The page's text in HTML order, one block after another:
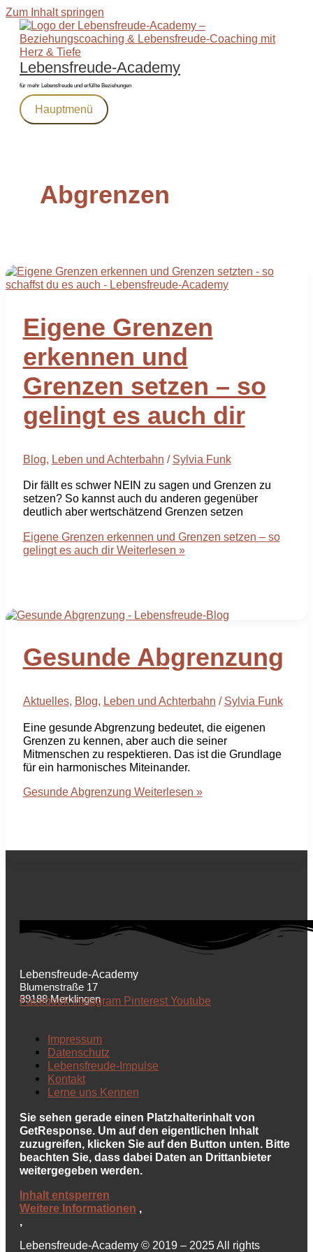
Zum Inhalt springen
Lebensfreude-Academy
für mehr Lebensfreude und erfüllte Beziehungen
Hauptmenü
Abgrenzen
Eigene Grenzen
erkennen und
Grenzen setzen – so
gelingt es auch dir
Blog, Leben und Achterbahn / Sylvia Funk
Dir fällt es schwer NEIN zu sagen und Grenzen zu
setzen? So kannst auch du anderen gegenüber
deutlich aber wertschätzend Grenzen setzen
Eigene Grenzen erkennen und Grenzen setzen – so
gelingt es auch dirWeiterlesen »
Gesunde Abgrenzung
Aktuelles, Blog, Leben und Achterbahn / Sylvia Funk
Eine gesunde Abgrenzung bedeutet, die eigenen
Grenzen zu kennen, aber auch die seiner
Mitmenschen zu respektieren. Das ist die Grundlage
für ein harmonisches Miteinander.
Gesunde Abgrenzung Weiterlesen »
Lebensfreude-Academy
Blumenstraße 17
89188 Merklingen
Facebook Instagram Pinterest Youtube
Impressum
Datenschutz
Lebensfreude-Impulse
Kontakt
Lerne uns Kennen
Sie sehen gerade einen Platzhalterinhalt von
GetResponse . Um auf den eigentlichen Inhalt
zuzugreifen, klicken Sie auf den Button unten. Bitte
beachten Sie, dass dabei Daten an Drittanbieter
weitergegeben werden.
Inhalt entsperren
Weitere Informationen ‚
‚
Lebensfreude-Academy © 2019 – 2025 All rights